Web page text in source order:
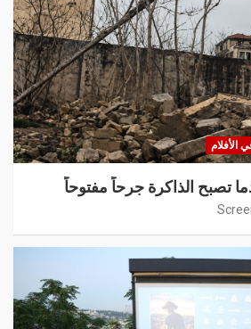
الأفلام
تصبح الذاكرة جرحاً مفتوحاً